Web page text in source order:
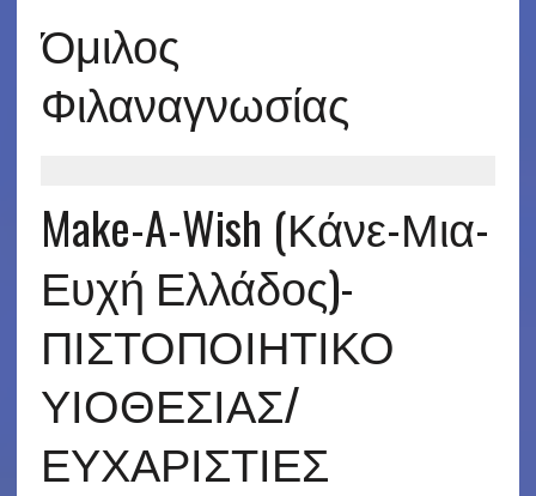
Όμιλος
Φιλαναγνωσίας
Make-A-Wish (Κάνε-Μια-
Ευχή Ελλάδος)-
ΠΙΣΤΟΠΟΙΗΤΙΚΟ
ΥΙΟΘΕΣΙΑΣ/
ΕΥΧΑΡΙΣΤΙΕΣ